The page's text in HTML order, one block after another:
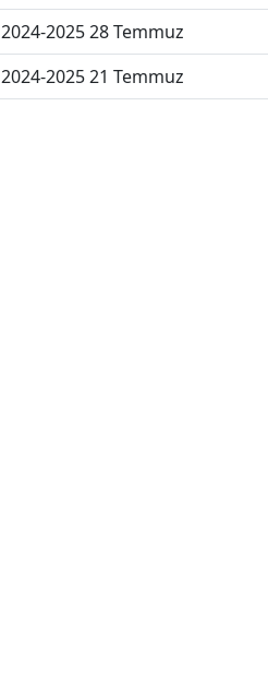
2024-2025 28 Temmuz
2024-2025 21 Temmuz